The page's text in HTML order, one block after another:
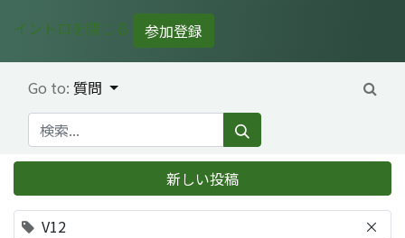
イントロを閉じる
参加登録
Go to: 質問
V12 ×
新しい投稿